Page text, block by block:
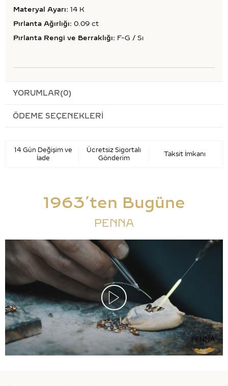
Materyal Ayarı: 14 K
Pırlanta Ağırlığı: 0.09 ct
Pırlanta Rengi ve Berraklığı: F-G / Sı
YORUMLAR(0)
ÖDEME SEÇENEKLERI
14 Gün Değişim ve
İade
Ücretsiz Sigortalı
Gönderim
Taksit İmkanı
1963’ten Bugüne
PENNA